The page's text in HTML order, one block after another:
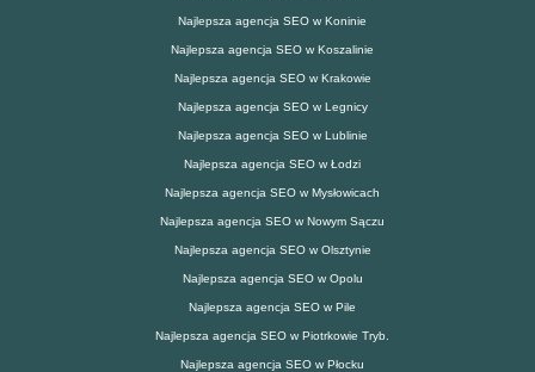
Najlepsza agencja SEO w Koninie
Najlepsza agencja SEO w Koszalinie
Najlepsza agencja SEO w Krakowie
Najlepsza agencja SEO w Legnicy
Najlepsza agencja SEO w Lublinie
Najlepsza agencja SEO w Łodzi
Najlepsza agencja SEO w Mysłowicach
Najlepsza agencja SEO w Nowym Sączu
Najlepsza agencja SEO w Olsztynie
Najlepsza agencja SEO w Opolu
Najlepsza agencja SEO w Pile
Najlepsza agencja SEO w Piotrkowie Tryb.
Najlepsza agencja SEO w Płocku